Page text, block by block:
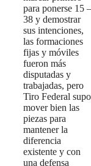
para ponerse 15 –
38 y demostrar
sus intenciones,
las formaciones
fijas y móviles
fueron más
disputadas y
trabajadas, pero
Tiro Federal supo
mover bien las
piezas para
mantener la
diferencia
existente y con
una defensa